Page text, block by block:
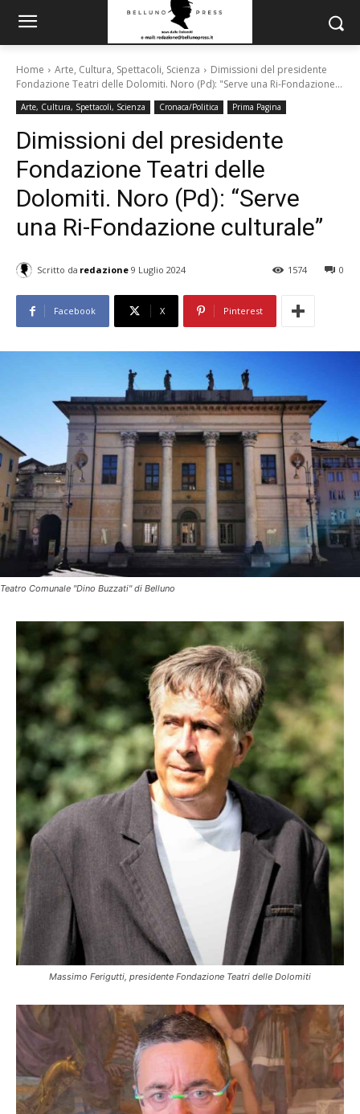
Home Arte, Cultura, Spettacoli, Scienza
Dimissioni del presidente
Fondazione Teatri delle Dolomiti. Noro (Pd): "Serve una Ri-Fondazione...
Arte, Cultura, Spettacoli, Scienza Cronaca/Politica Prima Pagina
Dimissioni del presidente
Fondazione Teatri delle
Dolomiti. Noro (Pd): “Serve
una Ri-Fondazione culturale”
Scritto da redazione 9 Luglio 2024 0
1574
Facebook X Pinterest
Teatro Comunale "Dino Buzzati" di Belluno
Massimo Ferigutti, presidente Fondazione Teatri delle Dolomiti